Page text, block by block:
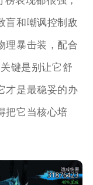
盲和嘲讽控制敌
理暴击装，配合
键是别让它舒
才是最稳妥的办
把它当核心培